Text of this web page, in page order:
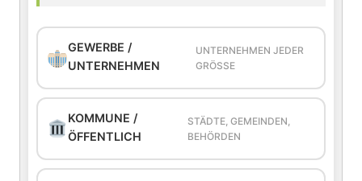
GEWERBE /
UNTERNEHMEN
UNTERNEHMEN JEDER
GRÖSSE
KOMMUNE /
ÖFFENTLICH
STÄDTE, GEMEINDEN,
BEHÖRDEN